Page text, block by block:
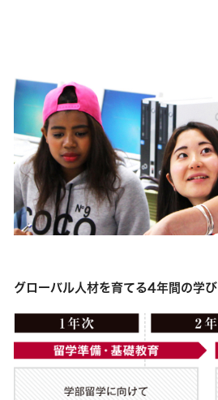
グローバル人材を育てる4年間の学び